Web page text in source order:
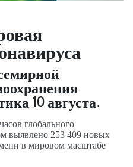
10 августа.
глобального
выявлено 253 409 новых
в мировом масштабе